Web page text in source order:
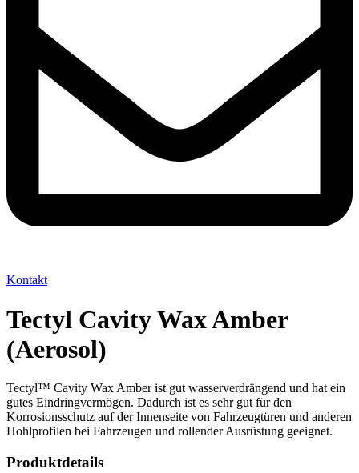
Kontakt
Tectyl Cavity Wax Amber
(Aerosol)
Tectyl™ Cavity Wax Amber ist gut wasserverdrängend und hat ein
gutes Eindringvermögen. Dadurch ist es sehr gut für den
Korrosionsschutz auf der Innenseite von Fahrzeugtüren und anderen
Hohlprofilen bei Fahrzeugen und rollender Ausrüstung geeignet.
Produktdetails